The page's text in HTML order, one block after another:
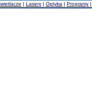
| Lasery | Optyka | Programy |